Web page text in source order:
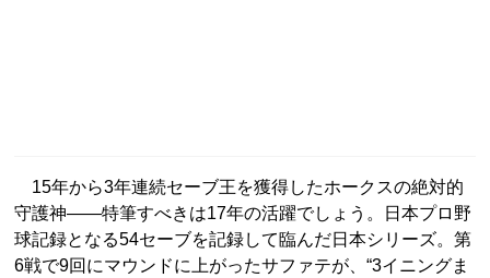
15年から3年連続セーブ王を獲得したホークスの絶対的
守護神――特筆すべきは17年の活躍でしょう。日本プロ野
球記録となる54セーブを記録して臨んだ日本シリーズ。第
6戦で9回にマウンドに上がったサファテが、“3イニングま